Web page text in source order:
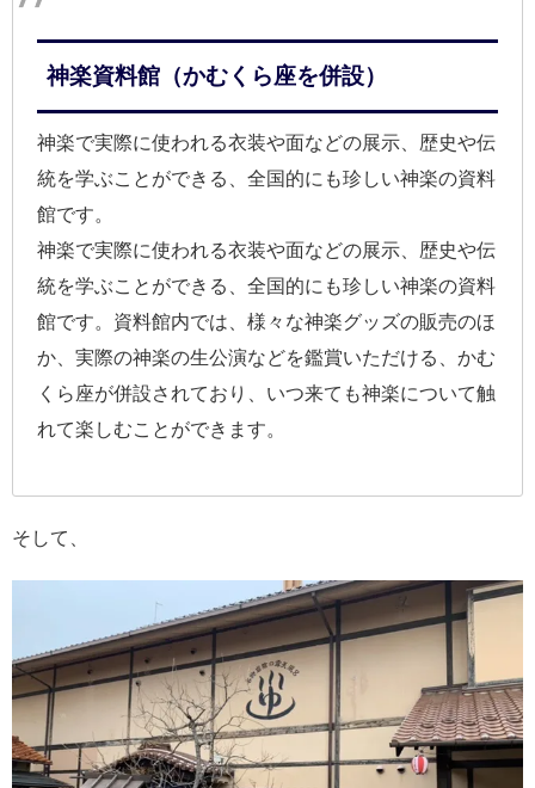
神楽資料館（かむくら座を併設）
神楽で実際に使われる衣装や面などの展示、歴史や伝
統を学ぶことができる、全国的にも珍しい神楽の資料
館です。
神楽で実際に使われる衣装や面などの展示、歴史や伝
統を学ぶことができる、全国的にも珍しい神楽の資料
館です。資料館内では、様々な神楽グッズの販売のほ
か、実際の神楽の生公演などを鑑賞いただける、かむ
くら座が併設されており、いつ来ても神楽について触
れて楽しむことができます。
そして、